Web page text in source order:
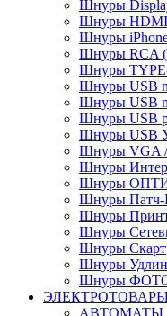
Шнуры
Шнуры HDMI
Шнуры
Шнуры RCA
Шнуры
Шнуры USB
Шнуры USB
Шнуры USB
Шнуры USB
Шнуры VGA
Шнуры
Шнуры
Шнуры Патч-
Шнуры
Шнуры
Шнуры Скарт
Шнуры
Шнуры
АВТОМАТЫ